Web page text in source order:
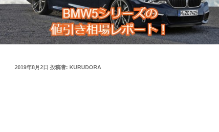
投
2019年8月2日 投稿者: KURUDORA